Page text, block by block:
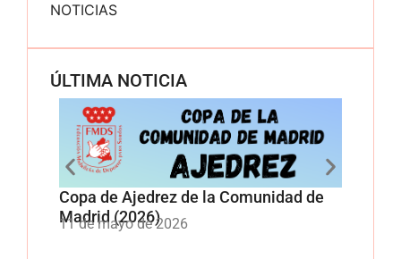
NOTICIAS
ÚLTIMA NOTICIA
Copa de Ajedrez de la Comunidad de
Madrid (2026)
11 de mayo de 2026